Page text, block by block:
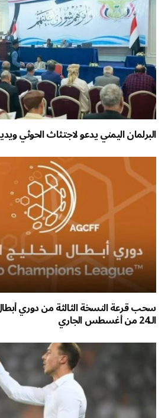
البرلمان اليمني يدعو لاجتثاث الحوثي
سحب قرعة النسخة الثالثة من دوري
الـ24 من أغسطس الجاري